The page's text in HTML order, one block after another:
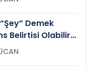
Demek
Belirtisi Olabilir